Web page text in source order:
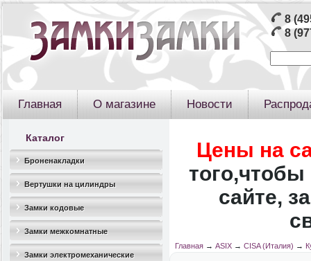
8
8
Главная О магазине Новости
Каталог
Броненакладки
Вертушки на цилиндры
Замки кодовые
Замки межкомнатные
Замки электромеханические
Цены на
того,чтобы
сайте,
Главная→ ASIX→ CISA (Италия) →